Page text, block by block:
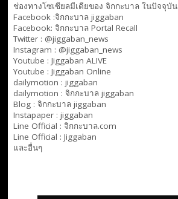
ช่องทางโซเซียลมีเดียของ จิกกะบาล ในปัจจุบัน
Facebook :จิกกะบาล jiggaban
Facebook: จิกกะบาล Portal Recall
Twitter : @jiggaban_news
Instagram : @jiggaban_news
Youtube : Jiggaban ALIVE
Youtube : Jiggaban Online
dailymotion : jiggaban
dailymotion : จิกกะบาล jiggaban
Blog : จิกกะบาล jiggaban
Instapaper : jiggaban
Line Official : จิกกะบาล.com
Line Official : Jiggaban
และอื่นๆ